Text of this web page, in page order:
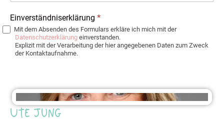
Einverständniserklärung *
Mit dem Absenden des Formulars erkläre ich mich mit der
Datenschutzerklärung einverstanden.
Explizit mit der Verarbeitung der hier angegebenen Daten zum Zweck
der Kontaktaufnahme.
Ute Jung